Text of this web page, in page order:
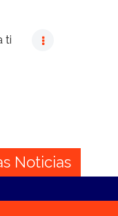
ti
Noticias